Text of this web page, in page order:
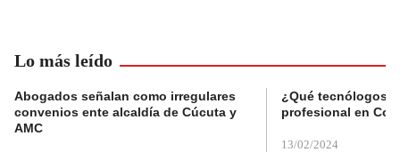
Lo más leído
Abogados señalan como irregulares
convenios ente alcaldía de Cúcuta y
AMC
¿Qué tecnólogos
profesional en
13/02/2024